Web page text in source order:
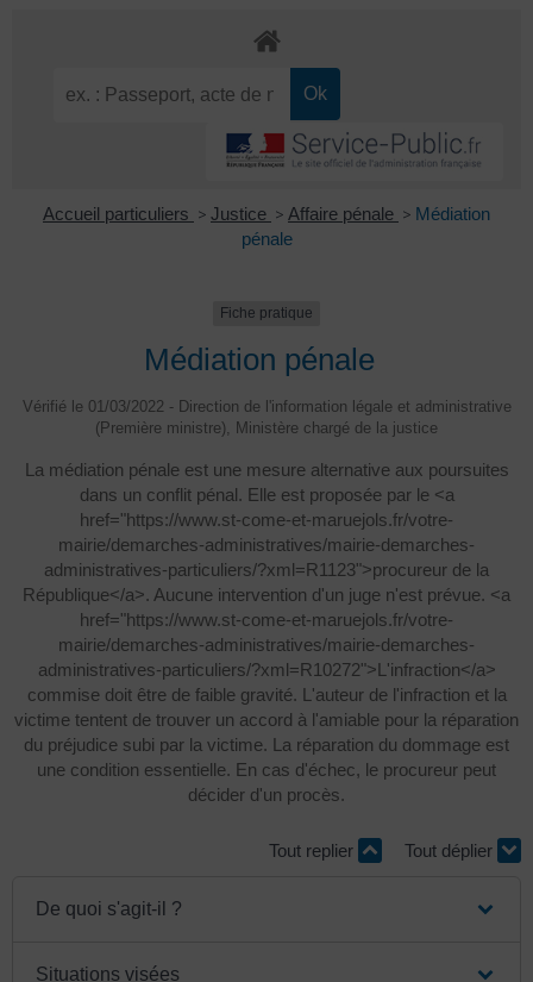
Accueil particuliers > Justice > Affaire pénale > Médiation
pénale
Fiche pratique
Médiation pénale
Vérifié le 01/03/2022 - Direction de l'information légale et administrative
(Première ministre), Ministère chargé de la justice
La médiation pénale est une mesure alternative aux poursuites
dans un conflit pénal. Elle est proposée par le <a
href="https://www.st-come-et-maruejols.fr/votre-
mairie/demarches-administratives/mairie-demarches-
administratives-particuliers/?xml=R1123">procureur de la
République</a>. Aucune intervention d'un juge n'est prévue. <a
href="https://www.st-come-et-maruejols.fr/votre-
mairie/demarches-administratives/mairie-demarches-
administratives-particuliers/?xml=R10272">L'infraction</a>
commise doit être de faible gravité. L'auteur de l'infraction et la
victime tentent de trouver un accord à l'amiable pour la réparation
du préjudice subi par la victime. La réparation du dommage est
une condition essentielle. En cas d'échec, le procureur peut
décider d'un procès.
Tout replier Tout déplier
De quoi s'agit-il ?
Situations visées